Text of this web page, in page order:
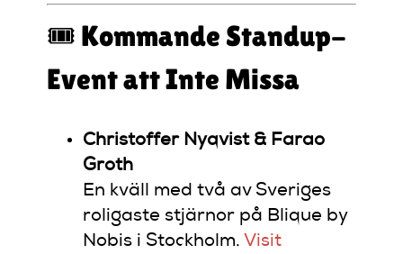
🎟️ Kommande Standup-
Event att Inte Missa
Christoffer Nyqvist & Farao
Groth
En kväll med två av Sveriges
roligaste stjärnor på Blique by
Nobis i Stockholm. Visit